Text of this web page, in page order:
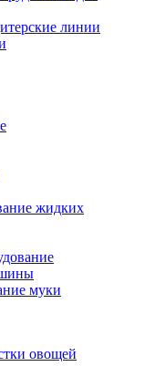
линии
жидких
муки
овощей